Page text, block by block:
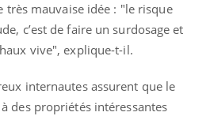
très mauvaise idée : "le risque
c’est de faire un surdosage et
vive", explique-t-il.
internautes assurent que le
des propriétés intéressantes